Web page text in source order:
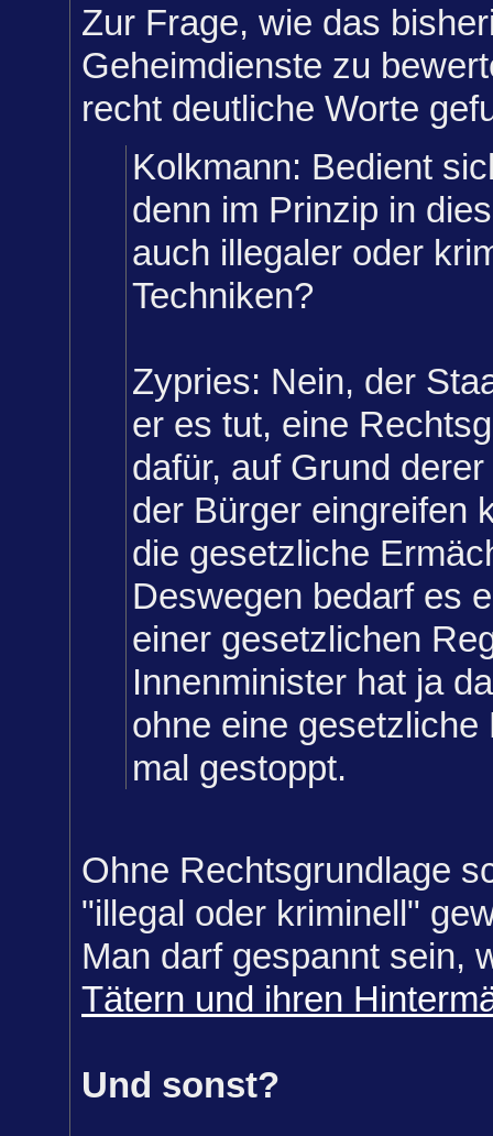
Zur Frage, wie das
Geheimdienste zu
recht deutliche Worte
Kolkmann: Bedient
denn im Prinzip in
auch illegaler oder
Techniken?
Zypries: Nein, der
er es tut, eine
dafür, auf Grund
der Bürger eingreifen
die gesetzliche
Deswegen bedarf es
einer gesetzlichen
Innenminister hat ja
ohne eine gesetzliche
mal gestoppt.
Ohne Rechtsgrundlage
"illegal oder kriminell"
Man darf gespannt sein,
Tätern und ihren
Und sonst?